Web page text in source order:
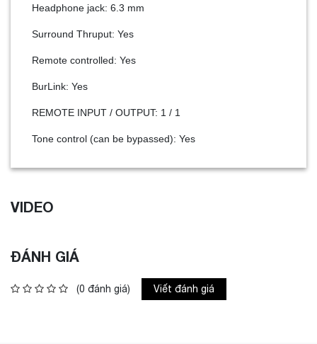
Headphone jack: 6.3 mm
Surround Thruput: Yes
Remote controlled: Yes
BurLink: Yes
REMOTE INPUT / OUTPUT: 1 / 1
Tone control (can be bypassed): Yes
VIDEO
ĐÁNH GIÁ
(0 đánh giá) Viết đánh giá